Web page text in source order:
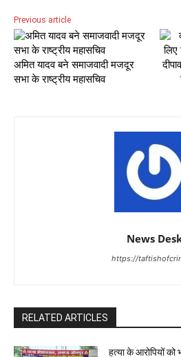
Previous article
अमित यादव बने समाजवादी मजदूर
सभा के राष्ट्रीय महासचिव
News
https://
RELATED ARTICLES
हत्या के आरोपियों